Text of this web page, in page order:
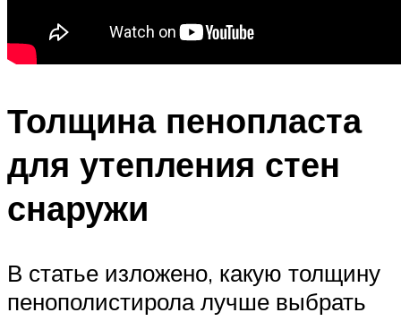
Толщина пенопласта
для утепления стен
снаружи
В статье изложено, какую толщину
пенополистирола лучше выбрать